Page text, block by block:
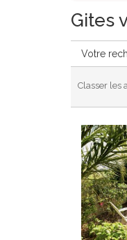
Gites
Votre
Classer les